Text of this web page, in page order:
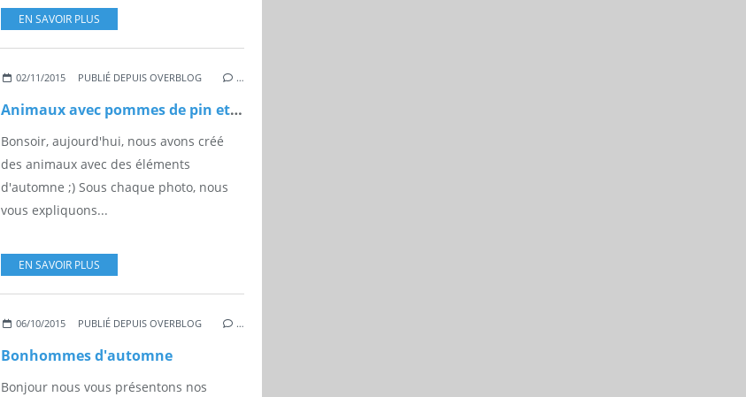
EN SAVOIR PLUS
02/11/2015 PUBLIÉ DEPUIS OVERBLOG …
Animaux avec pommes de pin et cônes de cèdre
Bonsoir, aujourd'hui, nous avons créé
des animaux avec des éléments
d'automne ;) Sous chaque photo, nous
vous expliquons...
EN SAVOIR PLUS
06/10/2015 PUBLIÉ DEPUIS OVERBLOG …
Bonhommes d'automne
Bonjour nous vous présentons nos